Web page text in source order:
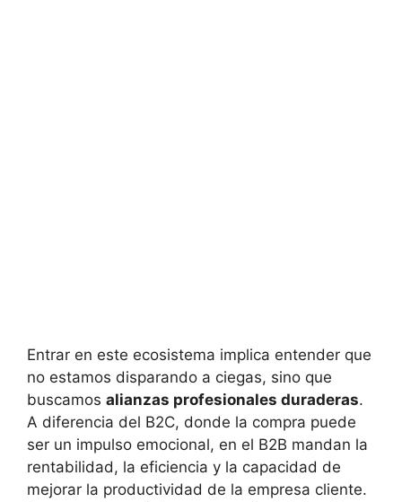
Entrar en este ecosistema implica entender que
no estamos disparando a ciegas, sino que
buscamos alianzas profesionales duraderas.
A diferencia del B2C, donde la compra puede
ser un impulso emocional, en el B2B mandan la
rentabilidad, la eficiencia y la capacidad de
mejorar la productividad de la empresa cliente.